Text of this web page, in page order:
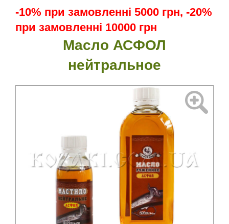
-10% при замовленні 5000 грн, -20%
при замовленні 10000 грн
Масло АСФОЛ
нейтральное